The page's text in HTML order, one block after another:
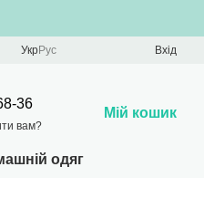
УкрРус Вхід
36
вам?
Мій кошик
одяг